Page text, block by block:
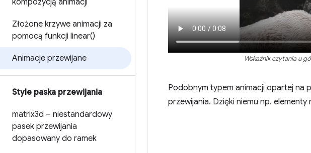
kompozycją animacji
Złożone krzywe animacji za
pomocą funkcji linear()
Animacje przewijane
Style paska przewijania
matrix3d – niestandardowy
pasek przewijania
dopasowany do ramek
Wskaźnik czytania u
Podobnym typem animacji opartej na
przewijania. Dzięki niemu np.